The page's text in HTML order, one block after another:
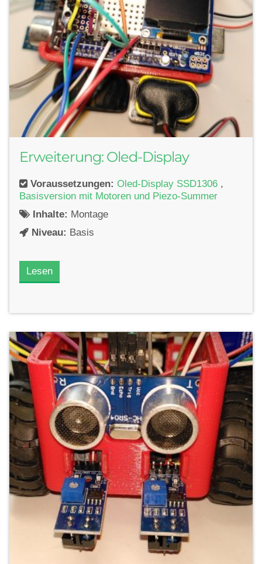
Erweiterung: Oled-Display
Voraussetzungen: Oled-Display SSD1306 ,
Basisversion mit Motoren und Piezo-Summer
Inhalte: Montage
Niveau: Basis
Lesen